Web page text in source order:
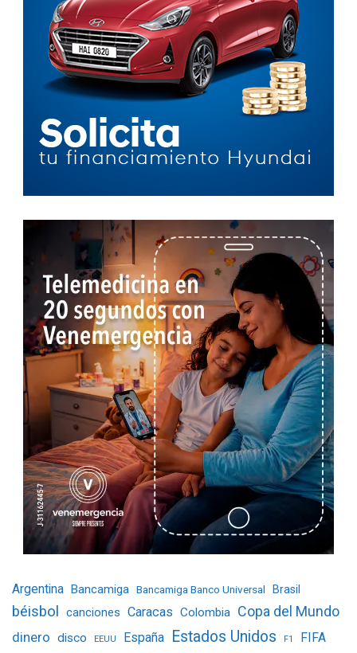
Argentina Bancamiga Bancamiga Banco Universal Brasil
béisbol canciones Caracas Colombia Copa del Mundo
dinero disco EEUU España Estados Unidos F1 FIFA